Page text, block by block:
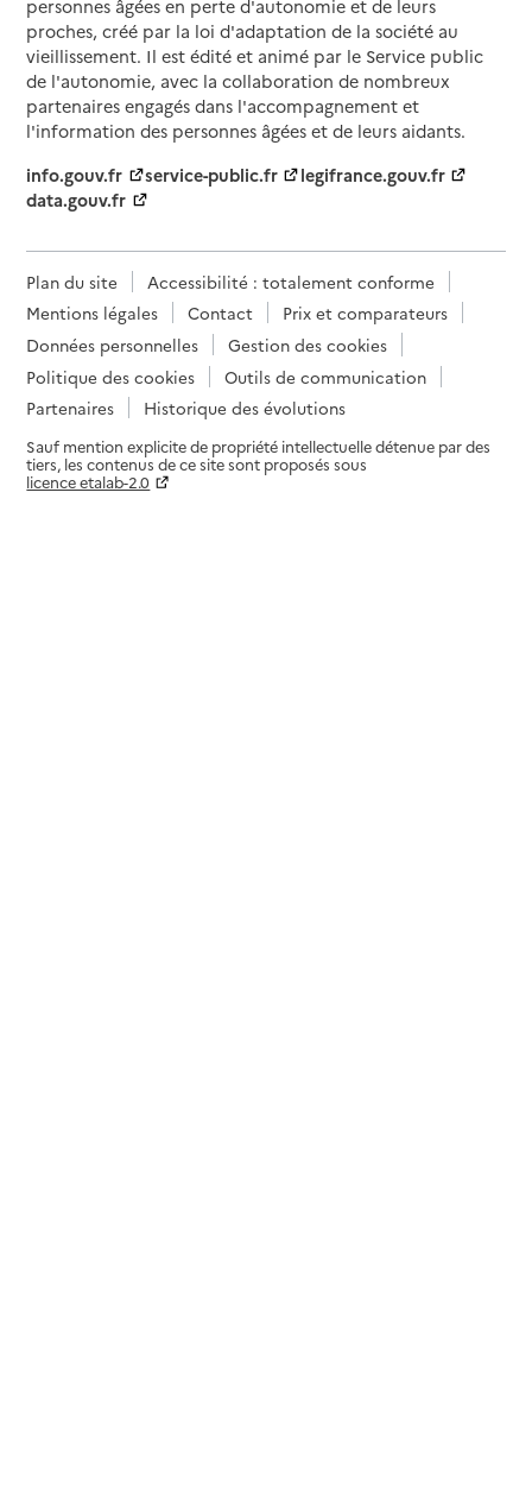
personnes âgées en perte d'autonomie et de leurs
proches, créé par la loi d'adaptation de la société au
vieillissement. Il est édité et animé par le Service public
de l'autonomie, avec la collaboration de nombreux
partenaires engagés dans l'accompagnement et
l'information des personnes âgées et de leurs aidants.
info.gouv.fr
service-public.fr
legifrance.gouv.fr
data.gouv.fr
Plan du site
Accessibilité : totalement conforme
Mentions légales
Contact
Prix et comparateurs
Données personnelles
Gestion des cookies
Politique des cookies
Outils de communication
Partenaires
Historique des évolutions
Sauf mention explicite de propriété intellectuelle détenue par des
tiers, les contenus de ce site sont proposés sous
licence etalab-2.0